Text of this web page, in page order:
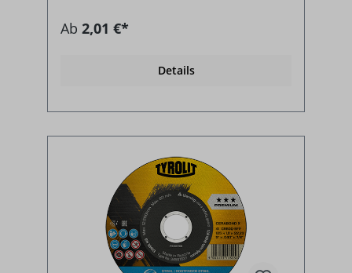
Ab 2,01 €*
Details